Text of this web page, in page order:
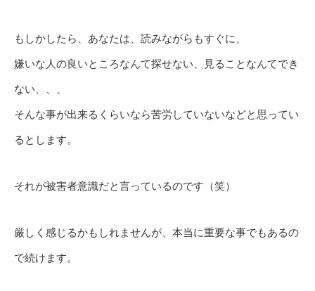
もしかしたら、あなたは、読みながらもすぐに、
嫌いな人の良いところなんて探せない、見ることなんてでき
ない、、、
そんな事が出来るくらいなら苦労していないなどと思ってい
るとします。
それが被害者意識だと言っているのです（笑）
厳しく感じるかもしれませんが、本当に重要な事でもあるの
で続けます。